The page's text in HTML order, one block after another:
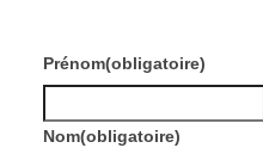
Prénom(obligatoire)
Nom(obligatoire)